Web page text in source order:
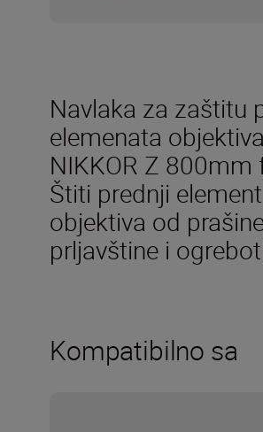
Navlaka za zaštitu
elemenata objektiva
NIKKOR Z 800mm
Štiti prednji element
objektiva od
prljavštine i
Kompatibilno sa